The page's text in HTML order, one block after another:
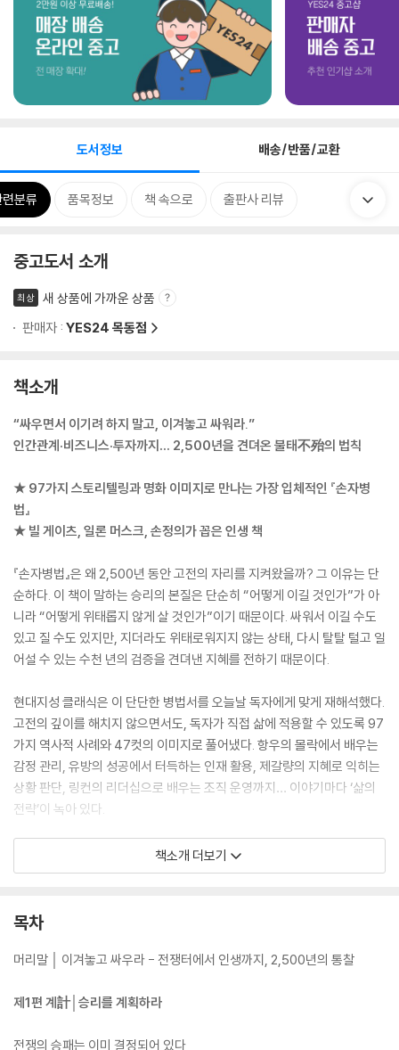
도서정보 배송/반품/교환
분류 품목정보 책 속으로 출판사 리뷰
중고도서 소개
최상
새 상품에 가까운 상품
판매자 : YES24 목동점
책소개
“싸우면서 이기려 하지 말고, 이겨놓고 싸워라.”
인간관계·비즈니스·투자까지… 2,500년을 견뎌온 불태不殆의 법칙
★ 97가지 스토리텔링과 명화 이미지로 만나는 가장 입체적인 『손자병
법』
★ 빌 게이츠, 일론 머스크, 손정의가 꼽은 인생 책
『손자병법』은 왜 2,500년 동안 고전의 자리를 지켜왔을까? 그 이유는 단
순하다. 이 책이 말하는 승리의 본질은 단순히 “어떻게 이길 것인가”가 아
니라 “어떻게 위태롭지 않게 살 것인가”이기 때문이다. 싸워서 이길 수도
있고 질 수도 있지만, 지더라도 위태로워지지 않는 상태, 다시 탈탈 털고 일
어설 수 있는 수천 년의 검증을 견뎌낸 지혜를 전하기 때문이다.
현대지성 클래식은 이 단단한 병법서를 오늘날 독자에게 맞게 재해석했다.
고전의 깊이를 해치지 않으면서도, 독자가 직접 삶에 적용할 수 있도록 97
가지 역사적 사례와 47컷의 이미지로 풀어냈다. 항우의 몰락에서 배우는
감정 관리, 유방의 성공에서 터득하는 인재 활용, 제갈량의 지혜로 익히는
상황 판단, 링컨의 리더십으로 배우는 조직 운영까지… 이야기마다 ‘삶의
전략’이 녹아 있다.
특히 이번 판본은 각 편마다 상세한 해설과 원문 대조, 현대적 적용을 곁들
여 독자들이 손자의 사상을 단순히 읽는 데 그치지 않고 실천 지침으로 전
삼십육계 해설을 담은 부록은 『손자병법』을 한층 넓고 깊게 확장시킨다.
이유는 여기에 있다. 『손자병법』은 고대의 전쟁사가 아니라, 지금 이 순간
이 책을 집어든다면, 당신도 “싸우지 않고 이기는 법”을 손에 넣게 될 것이
책소개 더보기
목차
머리말 │ 이겨놓고 싸우라 - 전쟁터에서 인생까지, 2,500년의 통찰
제1편 계計│승리를 계획하라
전쟁의 승패는 이미 결정되어 있다